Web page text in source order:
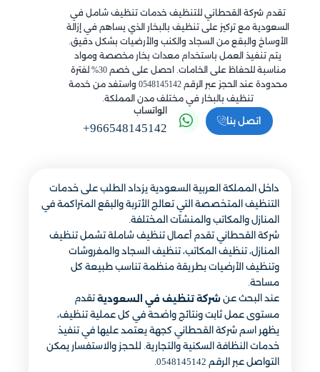
تقدم شركة القحطاني للتنظيف خدمات تنظيف شامل في
السعودية مع تركيز على تنظيف بالبخار الذي يساهم في إزالة
الأوساخ والبقع من السجاد والكنب والأرضيات بشكل دقيق.
يتم تنفيذ العمل باستخدام معدات بخار مخصصة ومواد
مناسبة للحفاظ على الخامات. احصل على خصم 30% لفترة
محدودة عند الحجز عبر الرقم 0548145142 واستفد من خدمة
تنظيف بالبخار في مختلف مدن المملكة.
اتصل بنا
الواتساب
+966548145142
داخل المملكة العربية السعودية يزداد الطلب على خدمات
التنظيف المتخصصة التي تعالج الأتربة والبقع المتراكمة في
المنازل والمكاتب والمنشآت المختلفة.
شركة القحطاني تقدم أعمال تنظيف شاملة تشمل تنظيف
المنازل، تنظيف المكاتب، تنظيف السجاد والمفروشات
وتنظيف الأرضيات بطريقة منظمة تناسب طبيعة كل
مساحة.
عند البحث عن شركة تنظيف في السعودية تقدم
مستوى عمل ثابت ونتائج واضحة في كل عملية تنظيف،
يظهر اسم شركة القحطاني كجهة يعتمد عليها في تنفيذ
خدمات النظافة السكنية والتجارية. للحجز والاستفسار يمكن
التواصل عبر الرقم 0548145142.